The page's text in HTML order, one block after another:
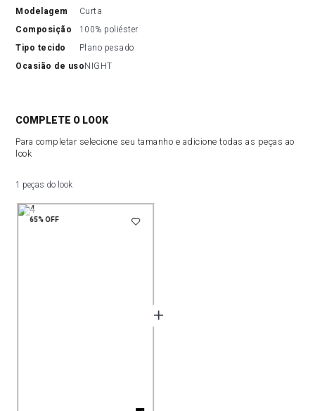
modelagem
Curta
composição
100% poliéster
tipo tecido
Plano pesado
ocasião de usoNIGHT
COMPLETE O LOOK
Para completar selecione seu tamanho e adicione todas as peças ao
look
1 peças do look
65%OFF